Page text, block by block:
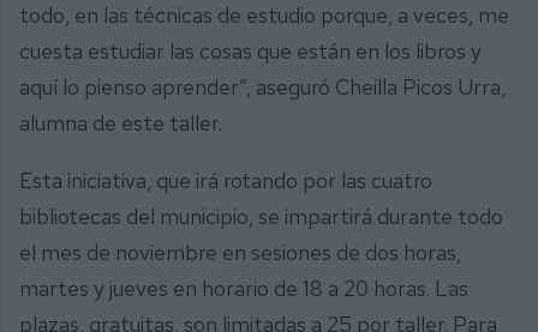
todo, en las técnicas de estudio porque, a veces, me
cuesta estudiar las cosas que están en los libros y
aquí lo pienso aprender”, aseguró Cheilla Picos Urra,
alumna de este taller.
Esta iniciativa, que irá rotando por las cuatro
bibliotecas del municipio, se impartirá durante todo
el mes de noviembre en sesiones de dos horas,
martes y jueves en horario de 18 a 20 horas. Las
plazas, gratuitas, son limitadas a 25 por taller. Para